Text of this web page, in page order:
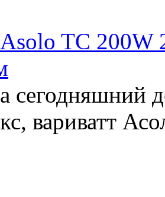
TC 200W
сегодняшний
вариватт